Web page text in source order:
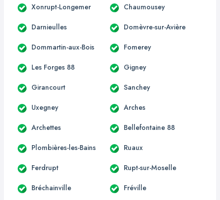
Xonrupt-Longemer Chaumousey
Darnieulles Domèvre-sur-Avière
Dommartin-aux-Bois Fomerey
Les Forges 88 Gigney
Girancourt Sanchey
Uxegney Arches
Archettes Bellefontaine 88
Plombières-les-Bains Ruaux
Ferdrupt Rupt-sur-Moselle
Bréchainville Fréville